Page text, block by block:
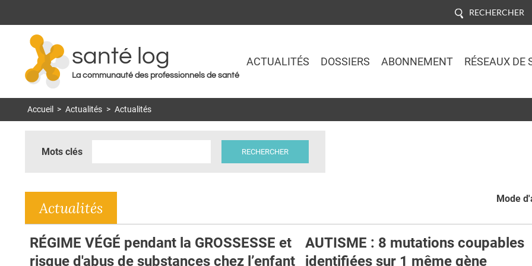
RECHERCHER
santé log
La communauté des professionnels de santé
ACTUALITÉS DOSSIERS ABONNEMENT RÉSEAUX DE
Accueil > Actualités > Actualités
Mots clés
Mode
Actualités
RÉGIME VÉGÉ pendant la GROSSESSE et
risque d'abus de substances chez l’enfant
AUTISME : 8 mutations coupables
identifiées sur 1 même gène